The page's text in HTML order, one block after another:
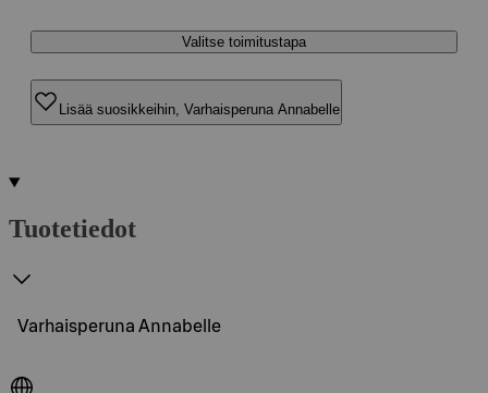
Valitse toimitustapa
Lisää suosikkeihin, Varhaisperuna Annabelle
Tuotetiedot
Varhaisperuna Annabelle